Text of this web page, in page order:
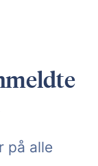
på alle